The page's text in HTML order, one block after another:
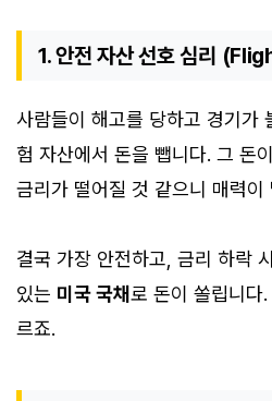
1. 안전 자산 선호 심리
사람들이 해고를 당하고 경기가
험 자산에서 돈을 뺍니다. 그 돈
금리가 떨어질 것 같으니 매력이
결국 가장 안전하고, 금리 하락
있는 미국 국채로 돈이 쏠립니다
르죠.